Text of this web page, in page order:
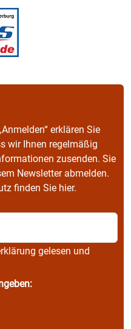
erklären Sie
wir Ihnen regelmäßig
zusenden. Sie
Newsletter abmelden.
finden Sie hier.
gelesen und